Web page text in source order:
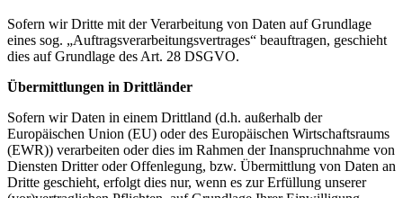
Sofern wir Dritte mit der Verarbeitung von Daten auf Grundlage
eines sog. „Auftragsverarbeitungsvertrages“ beauftragen, geschieht
dies auf Grundlage des Art. 28 DSGVO.
Übermittlungen in Drittländer
Sofern wir Daten in einem Drittland (d.h. außerhalb der
Europäischen Union (EU) oder des Europäischen Wirtschaftsraums
(EWR)) verarbeiten oder dies im Rahmen der Inanspruchnahme von
Diensten Dritter oder Offenlegung, bzw. Übermittlung von Daten an
Dritte geschieht, erfolgt dies nur, wenn es zur Erfüllung unserer